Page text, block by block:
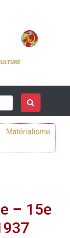
Matérialisme
– 15e